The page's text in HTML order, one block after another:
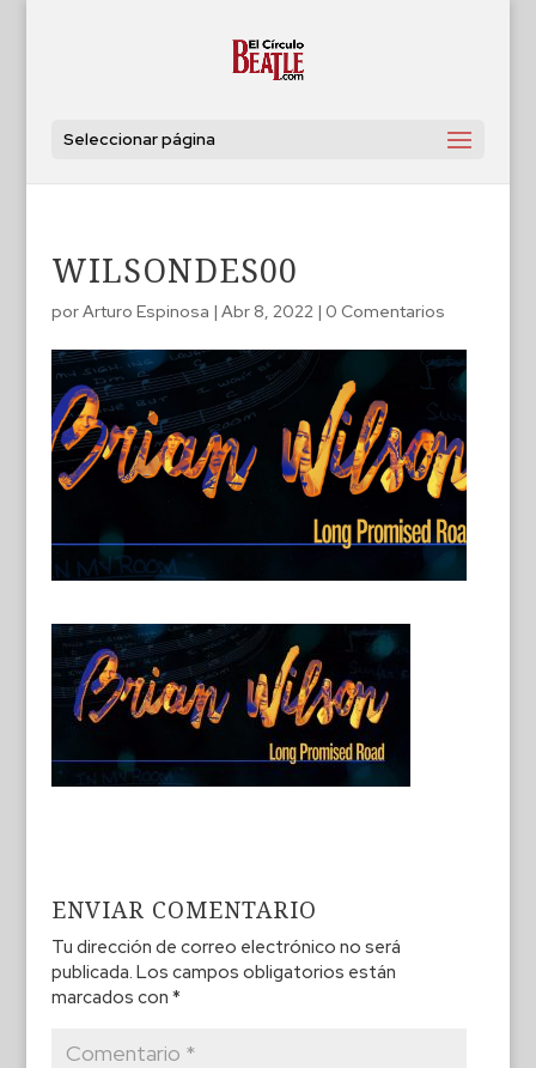
Seleccionar página
WILSONDES00
porArturo Espinosa | Abr 8, 2022| 0 Comentarios
ENVIAR COMENTARIO
Tu dirección de correo electrónico no será
publicada. Los campos obligatorios están
marcados con *